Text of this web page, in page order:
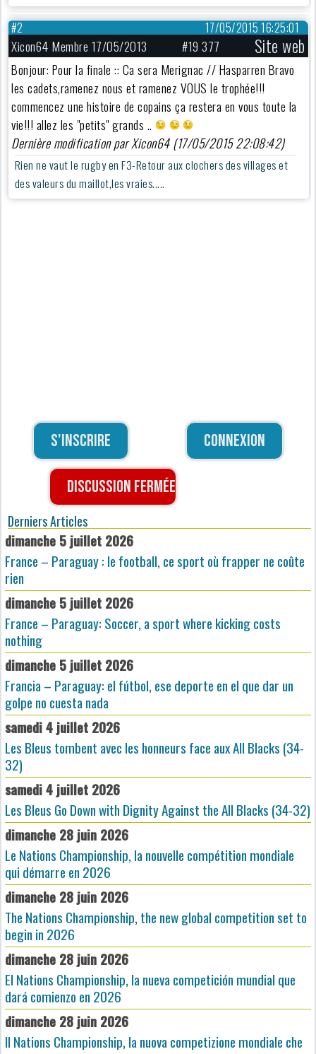
17/05/2015 16:25:01
#2
Xicon64 Membre 17/05/2013 #19 377 Site web
Bonjour: Pour la finale :: Ca sera Merignac // Hasparren Bravo
les cadets,ramenez nous et ramenez VOUS le trophée!!!
commencez une histoire de copains ça restera en vous toute la
vie!!! allez les "petits" grands ..
Dernière modification par Xicon64 (17/05/2015 22:08:42)
Rien ne vaut le rugby en F3-Retour aux clochers des villages et
des valeurs du maillot,les vraies.....
S'inscrire Connexion
Discussion fermée
Derniers Articles
dimanche 5 juillet 2026
France – Paraguay : le football, ce sport où frapper ne coûte
rien
dimanche 5 juillet 2026
France – Paraguay: Soccer, a sport where kicking costs
nothing
dimanche 5 juillet 2026
Francia – Paraguay: el fútbol, ese deporte en el que dar un
golpe no cuesta nada
samedi 4 juillet 2026
Les Bleus tombent avec les honneurs face aux All Blacks (34-
32)
samedi 4 juillet 2026
Les Bleus Go Down with Dignity Against the All Blacks (34-32)
dimanche 28 juin 2026
Le Nations Championship, la nouvelle compétition mondiale
qui démarre en 2026
dimanche 28 juin 2026
The Nations Championship, the new global competition set to
begin in 2026
dimanche 28 juin 2026
El Nations Championship, la nueva competición mundial que
dará comienzo en 2026
dimanche 28 juin 2026
Il Nations Championship, la nuova competizione mondiale che